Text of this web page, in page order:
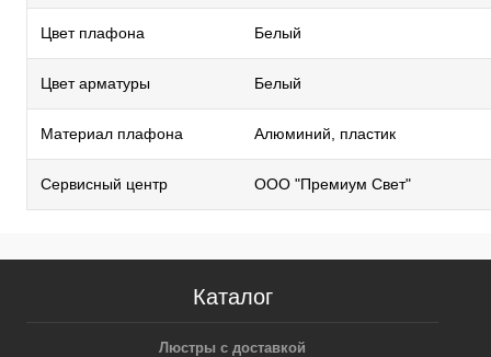
Цвет плафона Белый
Цвет арматуры Белый
Материал плафона Алюминий, пластик
Сервисный центр ООО "Премиум Свет"
Каталог
Люстры с доставкой